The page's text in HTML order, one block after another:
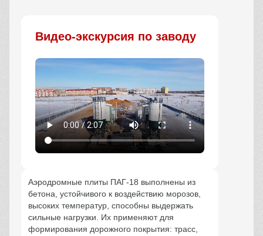
Видео-экскурсия по заводу
Аэродромные плиты ПАГ-18 выполнены из
бетона, устойчивого к воздействию морозов,
высоких температур, способны выдержать
сильные нагрузки. Их применяют для
формирования дорожного покрытия: трасс,